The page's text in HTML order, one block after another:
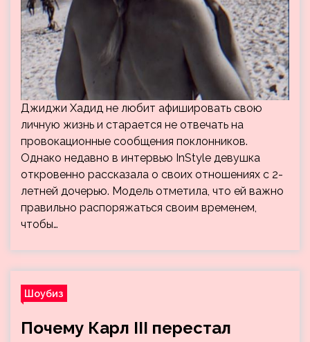
Джиджи Хадид не любит афишировать свою
личную жизнь и старается не отвечать на
провокационные сообщения поклонников.
Однако недавно в интервью InStyle девушка
откровенно рассказала о своих отношениях с 2-
летней дочерью. Модель отметила, что ей важно
правильно распоряжаться своим временем,
чтобы…
Шоубиз
Почему Карл III перестал